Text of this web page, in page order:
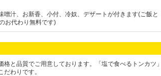
噌汁、お新香、小付、冷奴、デザートが付きます(ご飯と
お代わり無料です)
と品質でご用意しております。「塩で食べるトンカツ」
わりです。